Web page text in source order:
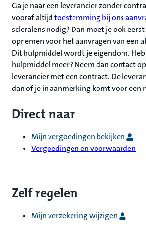
Ga je naar een leverancier zonder
vooraf altijdtoestemming bij ons
scleralens nodig? Dan moet je ook
opnemen voor het aanvragen van een
Dit hulpmiddel wordt je eigendom. Heb
hulpmiddel meer? Neem dan contact
leverancier met een contract. De
dan of je in aanmerking komt voor een
Direct naar
Mijn vergoedingen bekijken
Vergoedingen en voorwaarden
Zelf regelen
Mijn verzekering wijzigen